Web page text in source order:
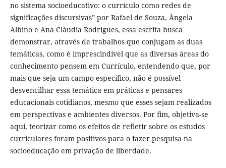
no sistema socioeducativo: o currículo como redes de
significações discursivas” por Rafael de Souza, Ângela
Albino e Ana Cláudia Rodrigues, essa escrita busca
demonstrar, através de trabalhos que conjugam as duas
temáticas, como é imprescindível que as diversas áreas do
conhecimento pensem em Currículo, entendendo que, por
mais que seja um campo específico, não é possível
desvencilhar essa temática em práticas e pensares
educacionais cotidianos, mesmo que esses sejam realizados
em perspectivas e ambientes diversos. Por fim, objetiva-se
aqui, teorizar como os efeitos de refletir sobre os estudos
curriculares foram positivos para o fazer pesquisa na
socioeducação em privação de liberdade.